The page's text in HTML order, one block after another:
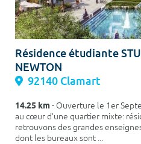
Résidence étudiante
NEWTON
92140 Clamart
14.25 km- Ouverture le 1er
au cœur d’une quartier mixte:
retrouvons des grandes
dont les bureaux sont ...